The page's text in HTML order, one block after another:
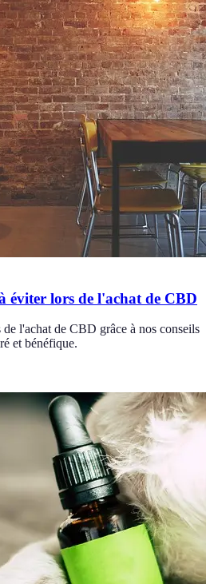
éviter lors de l'achat de CBD
l'achat de CBD grâce à nos conseils
et bénéfique.